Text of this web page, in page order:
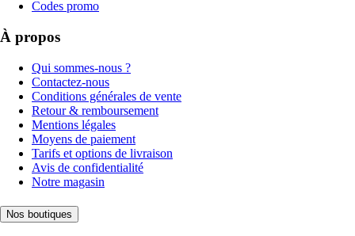
Codes promo
À propos
Qui sommes-nous ?
Contactez-nous
Conditions générales de vente
Retour & remboursement
Mentions légales
Moyens de paiement
Tarifs et options de livraison
Avis de confidentialité
Notre magasin
Nos boutiques